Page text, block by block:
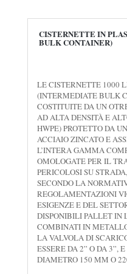
CISTERNETTE IN
BULK CONTAINER)
LE CISTERNETTE 1000
(INTERMEDIATE BULK
COSTITUITE DA UN
AD ALTA DENSITÀ E
HWPE) PROTETTO DA
ACCIAIO ZINCATO E
L’INTERA GAMMA
OMOLOGATE PER IL
PERICOLOSI SU
SECONDO LA
REGOLAMENTAZIONI
ESIGENZE E DEL
DISPONIBILI PALLET IN
COMBINATI IN
LA VALVOLA DI
ESSERE DA 2” O DA 3”,
DIAMETRO 150 MM O